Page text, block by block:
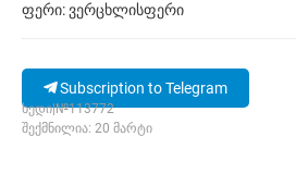
ფერი: ვერცხლისფერი
Subscription to Telegram
ხედი|№113772
შექმნილია: 20 მარტი